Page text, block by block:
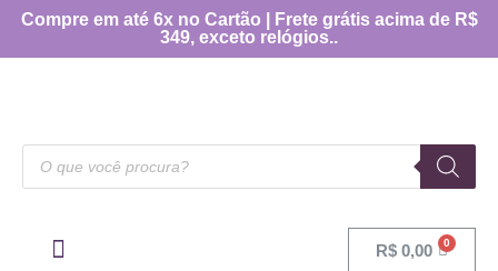
Compre em até 6x no Cartão | Frete grátis acima de R$
349, exceto relógios..
R$ 0,00